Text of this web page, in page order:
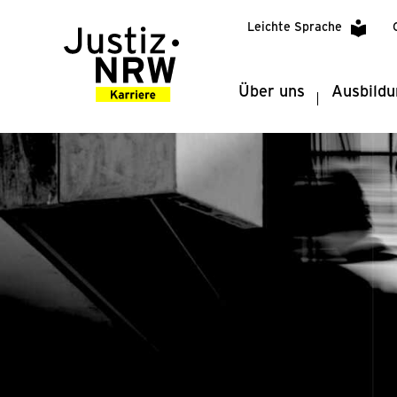
Leichte Sprache
Über uns